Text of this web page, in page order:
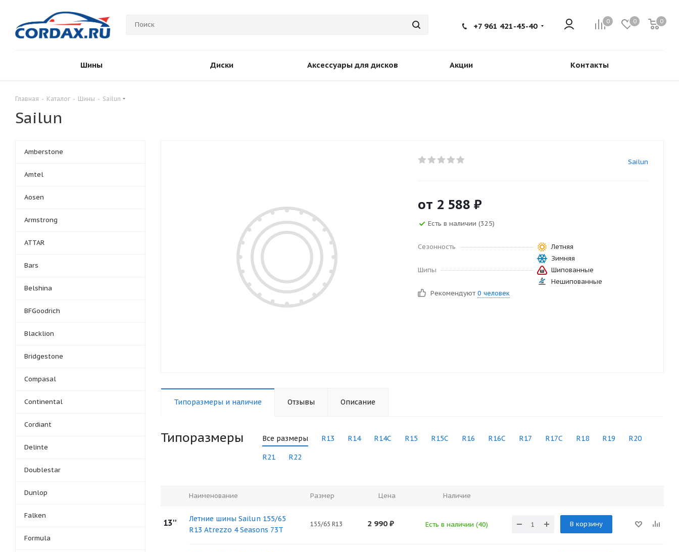
0 0 0
+7 961 421-45-40
Шины Диски Аксессуары для дисков Акции Контакты
Главная - Каталог - Шины - Sailun
Sailun
Sailun
от 2 588 ₽
Есть в наличии (325)
Сезонность
Летняя
Зимняя
Шипы
Шипованные
Нешипованные
Рекомендуют 0 человек
Типоразмеры и наличие Отзывы Описание
Типоразмеры Все размеры R13 R14 R14C R15 R15C R16 R16C R17 R17C R18 R19 R20
R21 R22
Наименование Размер Цена Наличие
13''
Летние шины Sailun 155/65
R13 Atrezzo 4 Seasons 73T
155/65 R13 2 990 ₽ Есть в наличии (40) В корзину
Amberstone
Amtel
Aosen
Armstrong
ATTAR
Bars
Belshina
BFGoodrich
Blacklion
Bridgestone
Compasal
Continental
Cordiant
Delinte
Doublestar
Dunlop
Falken
Formula